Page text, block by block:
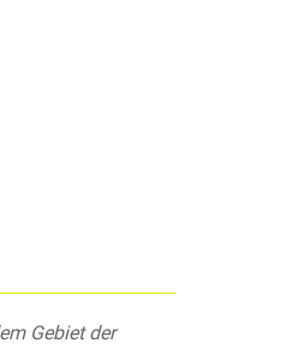
Gebiet der